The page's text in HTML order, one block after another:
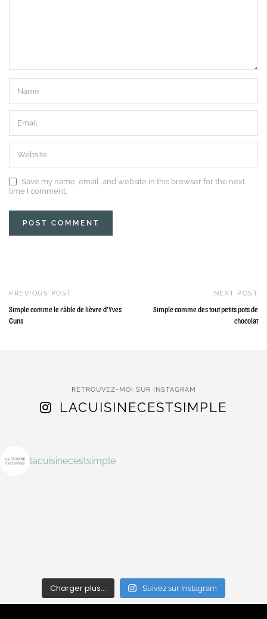
Save my name, email, and website in this browser for the next
time I comment.
PREVIOUS POST
Simple comme le râble de lièvre d'Yves
Guns
NEXT POST
Simple comme des tout petits pots de
chocolat
RETROUVEZ-MOI SUR INSTAGRAM
LACUISINECESTSIMPLE
lacuisinecestsimple
Charger plus… Suivez sur Instagram